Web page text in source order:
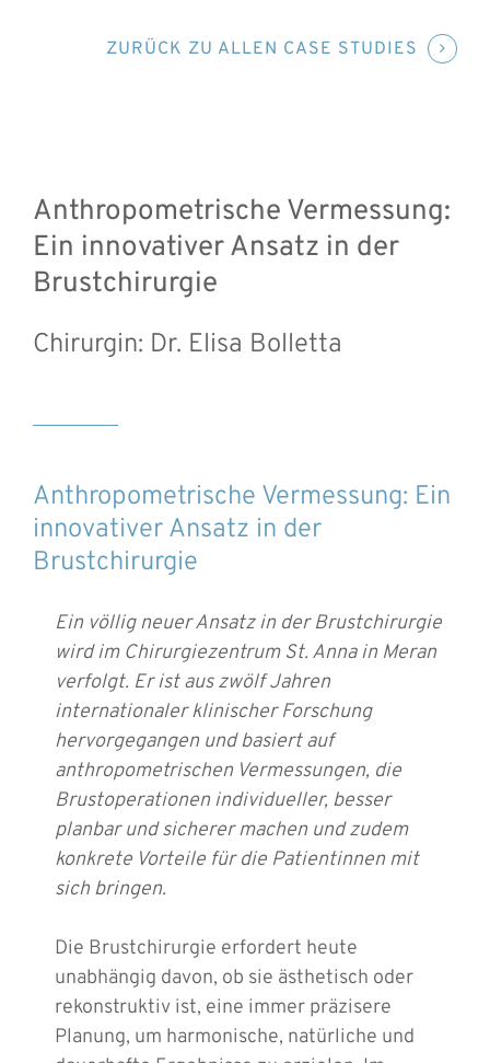
ZURÜCK ZU ALLEN CASE STUDIES
Anthropometrische Vermessung:
Ein innovativer Ansatz in der
Brustchirurgie
Chirurgin: Dr. Elisa Bolletta
Anthropometrische Vermessung: Ein
innovativer Ansatz in der
Brustchirurgie
Ein völlig neuer Ansatz in der Brustchirurgie
wird im Chirurgiezentrum St. Anna in Meran
verfolgt. Er ist aus zwölf Jahren
internationaler klinischer Forschung
hervorgegangen und basiert auf
anthropometrischen Vermessungen, die
Brustoperationen individueller, besser
planbar und sicherer machen und zudem
konkrete Vorteile für die Patientinnen mit
sich bringen.
Die Brustchirurgie erfordert heute
unabhängig davon, ob sie ästhetisch oder
rekonstruktiv ist, eine immer präzisere
Planung, um harmonische, natürliche und